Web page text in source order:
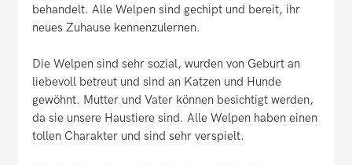
behandelt. Alle Welpen sind gechipt und bereit, ihr
neues Zuhause kennenzulernen.
Die Welpen sind sehr sozial, wurden von Geburt an
liebevoll betreut und sind an Katzen und Hunde
gewöhnt. Mutter und Vater können besichtigt werden,
da sie unsere Haustiere sind. Alle Welpen haben einen
tollen Charakter und sind sehr verspielt.